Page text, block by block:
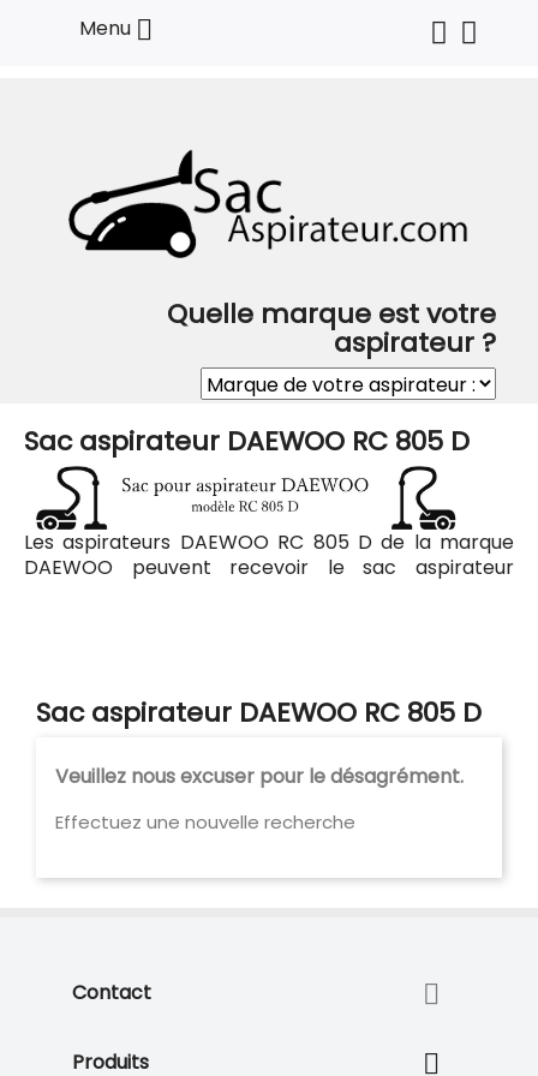
Menu 
Quelle marque est votre
aspirateur ?
Sac aspirateur DAEWOO RC 805 D
Les aspirateurs DAEWOO RC 805 D de la marque
DAEWOO peuvent recevoir le sac aspirateur
Sac aspirateur DAEWOO RC 805 D
Veuillez nous excuser pour le désagrément.
Effectuez une nouvelle recherche
Contact 
Produits 